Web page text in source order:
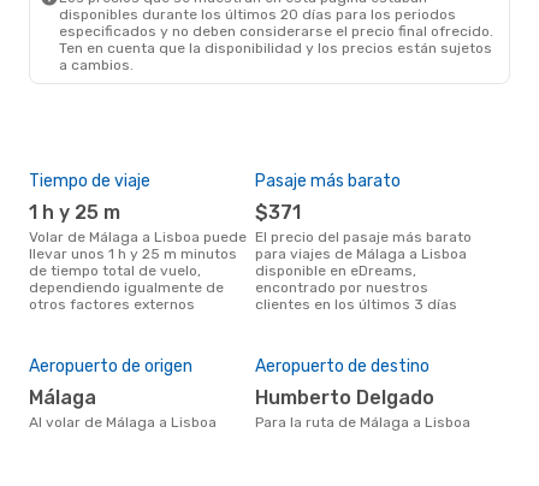
disponibles durante los últimos 20 días para los periodos
especificados y no deben considerarse el precio final ofrecido.
Ten en cuenta que la disponibilidad y los precios están sujetos
a cambios.
Tiempo de viaje
1 h y 25 m
Volar de Málaga a Lisboa puede
llevar unos 1 h y 25 m minutos
de tiempo total de vuelo,
dependiendo igualmente de
otros factores externos
Pasaje más barato
$371
El precio del pasaje más barato
para viajes de Málaga a Lisboa
disponible en eDreams,
encontrado por nuestros
clientes en los últimos 3 días
Aeropuerto de origen
Málaga
Al volar de Málaga a Lisboa
Aeropuerto de destino
Humberto Delgado
Para la ruta de Málaga a Lisboa